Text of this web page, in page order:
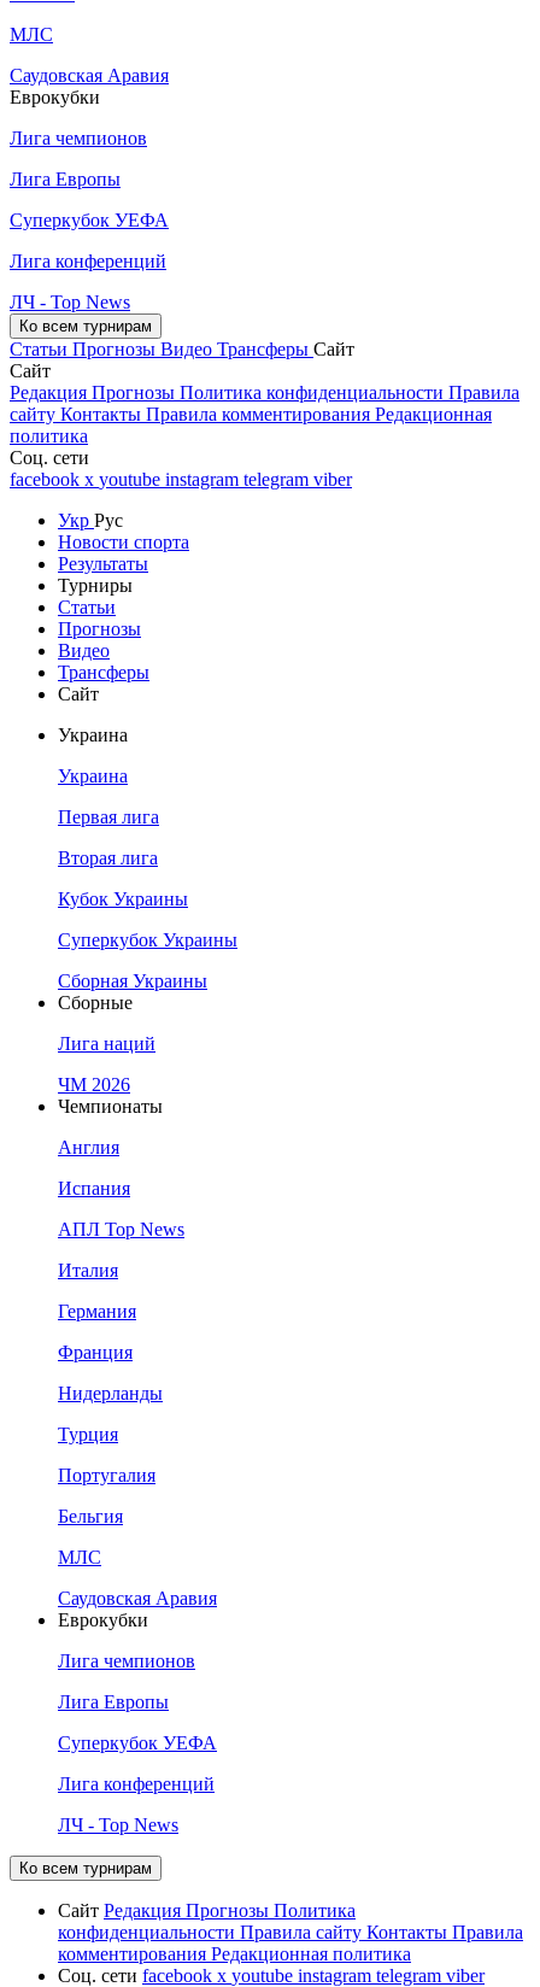
МЛС
Саудовская Аравия
Еврокубки
Лига чемпионов
Лига Европы
Суперкубок УЕФА
Лига конференций
ЛЧ - Top News
Ко всем турнирам
Статьи Прогнозы Видео Трансферы Сайт
Сайт
Редакция Прогнозы Политика конфиденциальности Правила
сайту Контакты Правила комментирования Редакционная
политика
Соц. сети
facebook x youtube instagram telegram viber
Укр Рус
Новости спорта
Результаты
Турниры
Статьи
Прогнозы
Видео
Трансферы
Сайт
Украина
Украина
Первая лига
Вторая лига
Кубок Украины
Суперкубок Украины
Сборная Украины
Сборные
Лига наций
ЧМ 2026
Чемпионаты
Англия
Испания
АПЛ Top News
Италия
Германия
Франция
Нидерланды
Турция
Португалия
Бельгия
МЛС
Саудовская Аравия
Еврокубки
Лига чемпионов
Лига Европы
Суперкубок УЕФА
Лига конференций
ЛЧ - Top News
Ко всем турнирам
Сайт Редакция Прогнозы Политика
конфиденциальности Правила сайту Контакты Правила
комментирования Редакционная политика
Соц. сети facebook x youtube instagram telegram viber